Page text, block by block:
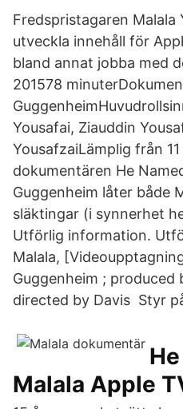
Fredspristagaren Malala
utveckla innehåll för
bland annat jobba med
201578
Yousafai, Ziauddin
YousafzaiLämplig från
dokumentären He
Guggenheim låter både
släktingar (i synnerhet
Utförlig information.
Malala,
Guggenheim ; produced
directed by Davis Styr
Malala Apple